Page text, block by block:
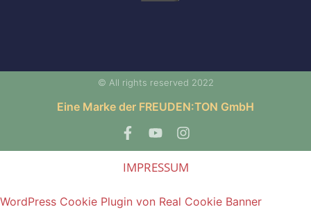
© All rights reserved 2022
Eine Marke der FREUDEN:TON GmbH
IMPRESSUM
WordPress Cookie Plugin von Real Cookie Banner